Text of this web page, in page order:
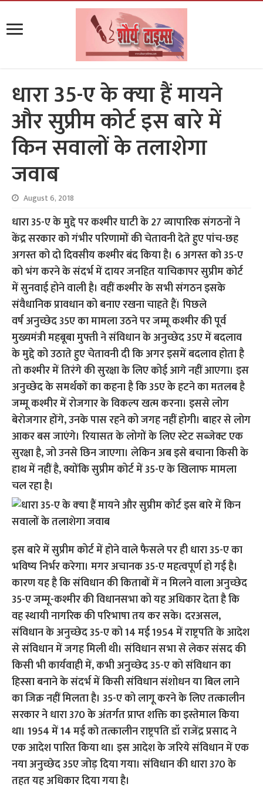
धारा 35-ए के क्‍या हैं मायने
और सुप्रीम कोर्ट इस बारे में
किन सवालों के तलाशेगा
जवाब
August 6, 2018
धारा 35-ए के मुद्दे पर कश्मीर घाटी के 27 व्यापारिक संगठनों ने
केंद्र सरकार को गंभीर परिणामों की चेतावनी देते हुए पांच-छह
अगस्त को दो दिवसीय कश्मीर बंद किया है। 6 अगस्त को 35-ए
को भंग करने के संदर्भ में दायर जनहित याचिकापर सुप्रीम कोर्ट
में सुनवाई होने वाली है। वहीं कश्मीर के सभी संगठन इसके
संवैधानिक प्रावधान को बनाए रखना चाहते हैं। पिछले
वर्ष अनुच्छेद 35ए का मामला उठने पर जम्मू कश्मीर की पूर्व
मुख्यमंत्री महबूबा मुफ्ती ने संविधान के अनुच्छेद 35ए में बदलाव
के मुद्दे को उठाते हुए चेतावनी दी कि अगर इसमें बदलाव होता है
तो कश्मीर में तिरंगे की सुरक्षा के लिए कोई आगे नहीं आएगा। इस
अनुच्छेद के समर्थकों का कहना है कि 35ए के हटने का मतलब है
जम्मू कश्मीर में रोजगार के विकल्प खत्म करना। इससे लोग
बेरोजगार होंगे, उनके पास रहने को जगह नहीं होगी। बाहर से लोग
आकर बस जाएंगे। रियासत के लोगों के लिए स्टेट सब्जेक्ट एक
सुरक्षा है, जो उनसे छिन जाएगा। लेकिन अब इसे बचाना किसी के
हाथ में नहीं है, क्योंकि सुप्रीम कोर्ट में 35-ए के खिलाफ मामला
चल रहा है।
इस बारे में सुप्रीम कोर्ट में होने वाले फैसले पर ही धारा 35-ए का
भविष्य निर्भर करेगा। मगर अचानक 35-ए महत्वपूर्ण हो गई है।
कारण यह है कि संविधान की किताबों में न मिलने वाला अनुच्छेद
35-ए जम्मू-कश्मीर की विधानसभा को यह अधिकार देता है कि
वह स्थायी नागरिक की परिभाषा तय कर सके। दरअसल,
संविधान के अनुच्छेद 35-ए को 14 मई 1954 में राष्ट्रपति के आदेश
से संविधान में जगह मिली थी। संविधान सभा से लेकर संसद की
किसी भी कार्यवाही में, कभी अनुच्छेद 35-ए को संविधान का
हिस्सा बनाने के संदर्भ में किसी संविधान संशोधन या बिल लाने
का जिक्र नहीं मिलता है। 35-ए को लागू करने के लिए तत्कालीन
सरकार ने धारा 370 के अंतर्गत प्राप्त शक्ति का इस्तेमाल किया
था। 1954 में 14 मई को तत्कालीन राष्ट्रपति डॉ राजेंद्र प्रसाद ने
एक आदेश पारित किया था। इस आदेश के जरिये संविधान में एक
नया अनुच्छेद 35ए जोड़ दिया गया। संविधान की धारा 370 के
तहत यह अधिकार दिया गया है।